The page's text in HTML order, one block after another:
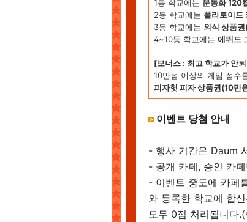
1등 학교에는 운동화 120
2등 학교에는 폴라로이드
3등 학교에는 외식 상품
4~10등 학교에는 에뛰드
[보너스 : 최고 학교가 안
10만점 이상의 게임 점수
피자헛 피자 상품권(10만
이벤트 당첨 안내
- 행사 기간은 Daum
- 공개 카페, 승인 카
- 이벤트 중도에 카페
와 등록한 학교에 합
모두 0점 처리됩니다